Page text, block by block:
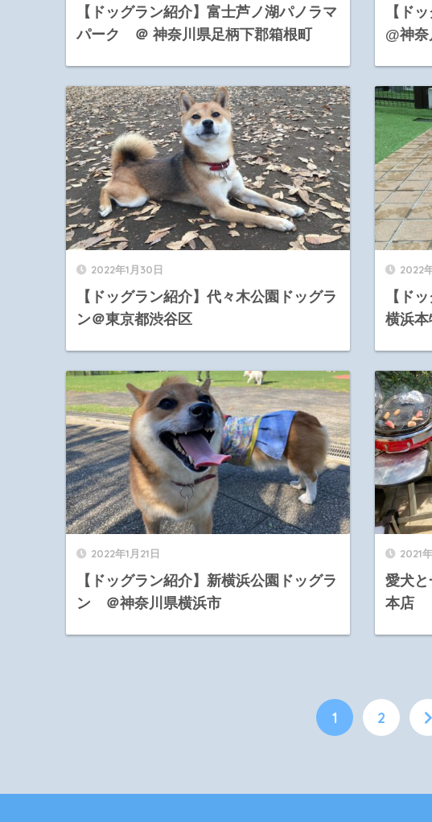
【ドッグラン紹介】富士芦ノ湖パノラマ
パーク ＠ 神奈川県足柄下郡箱根町
【ド
@神
2022年1月30日
【ドッグラン紹介】代々木公園ドッグラ
ン＠東京都渋谷区
2022
【ド
横浜
2022年1月21日
【ドッグラン紹介】新横浜公園ドッグラ
ン ＠神奈川県横浜市
2021
愛犬
本店
1 2